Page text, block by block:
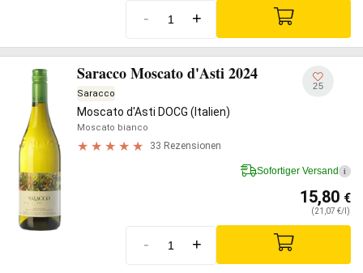
- +
Saracco Moscato d'Asti 2024
Saracco
Moscato d'Asti DOCG (Italien)
Moscato bianco
33 Rezensionen
25
Sofortiger Versand i
15,80 €
(21,07 €/l)
- +